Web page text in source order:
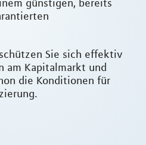
günstigen, bereits
Sie sich effektiv
am Kapitalmarkt und
die Konditionen für